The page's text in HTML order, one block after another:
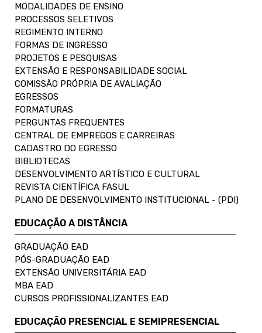
MODALIDADES DE ENSINO
PROCESSOS SELETIVOS
REGIMENTO INTERNO
FORMAS DE INGRESSO
PROJETOS E PESQUISAS
EXTENSÃO E RESPONSABILIDADE SOCIAL
COMISSÃO PRÓPRIA DE AVALIAÇÃO
EGRESSOS
FORMATURAS
PERGUNTAS FREQUENTES
CENTRAL DE EMPREGOS E CARREIRAS
CADASTRO DO EGRESSO
BIBLIOTECAS
DESENVOLVIMENTO ARTÍSTICO E CULTURAL
REVISTA CIENTÍFICA FASUL
PLANO DE DESENVOLVIMENTO INSTITUCIONAL - (PDI)
EDUCAÇÃO A DISTÂNCIA
GRADUAÇÃO EAD
PÓS-GRADUAÇÃO EAD
EXTENSÃO UNIVERSITÁRIA EAD
MBA EAD
CURSOS PROFISSIONALIZANTES EAD
EDUCAÇÃO PRESENCIAL E SEMIPRESENCIAL